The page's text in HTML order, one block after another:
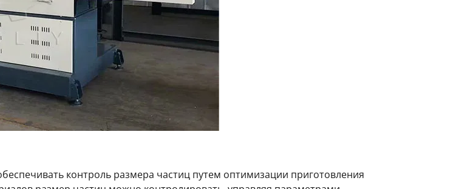
контроль размера частиц путем оптимизации приготовления